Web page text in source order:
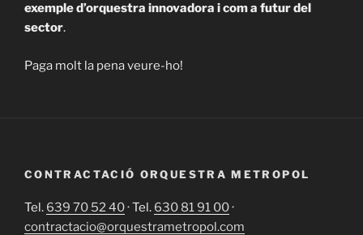
exemple d’orquestra innovadora i com a futur del
sector.
Paga molt la pena veure-ho!
CONTRACTACIÓ ORQUESTRA METROPOL
Tel. 639 70 52 40· Tel. 630 81 91 00·
contractacio@orquestrametropol.com